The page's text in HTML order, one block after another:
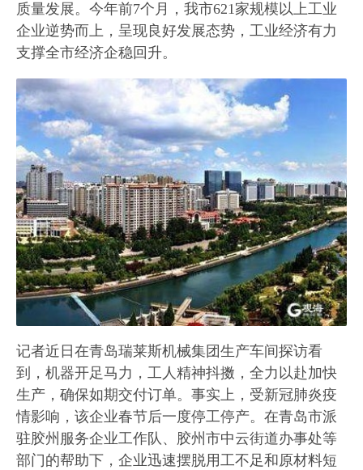
质量发展。今年前7个月，我市621家规模以上工业
企业逆势而上，呈现良好发展态势，工业经济有力
支撑全市经济企稳回升。
记者近日在青岛瑞莱斯机械集团生产车间探访看
到，机器开足马力，工人精神抖擞，全力以赴加快
生产，确保如期交付订单。事实上，受新冠肺炎疫
情影响，该企业春节后一度停工停产。在青岛市派
驻胶州服务企业工作队、胶州市中云街道办事处等
部门的帮助下，企业迅速摆脱用工不足和原材料短